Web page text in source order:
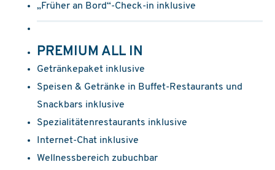
„Früher an Bord“-Check-in inklusive
PREMIUM ALL IN
Getränkepaket inklusive
Speisen & Getränke in Buffet-Restaurants und
Snackbars inklusive
Spezialitätenrestaurants inklusive
Internet-Chat inklusive
Wellnessbereich zubuchbar